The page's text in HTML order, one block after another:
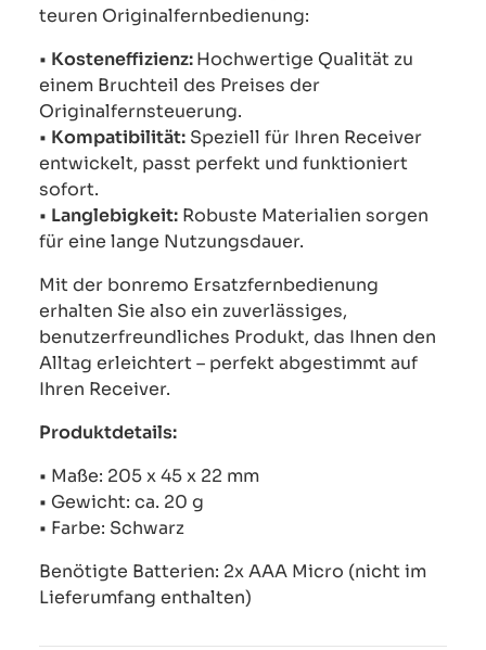
teuren Originalfernbedienung:
• Kosteneffizienz:Hochwertige Qualität zu
einem Bruchteil des Preises der
Originalfernsteuerung.
• Kompatibilität: Speziell für Ihren Receiver
entwickelt, passt perfekt und funktioniert
sofort.
• Langlebigkeit: Robuste Materialien sorgen
für eine lange Nutzungsdauer.
Mit der bonremo Ersatzfernbedienung
erhalten Sie also ein zuverlässiges,
benutzerfreundliches Produkt, das Ihnen den
Alltag erleichtert – perfekt abgestimmt auf
Ihren Receiver.
Produktdetails:
• Maße: 205 x 45 x 22 mm
• Gewicht: ca. 20 g
• Farbe: Schwarz
Benötigte Batterien: 2x AAA Micro (nicht im
Lieferumfang enthalten)